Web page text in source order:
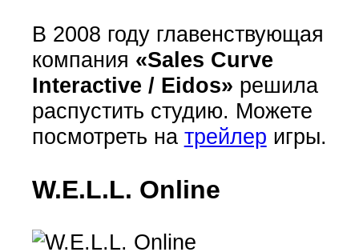
В 2008 году главенствующая
компания «Sales Curve
Interactive / Eidos» решила
распустить студию. Можете
посмотреть на трейлер игры.
W.E.L.L. Online